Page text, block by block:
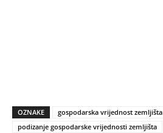
OZNAKE
gospodarska vrijednost zemljišta
podizanje gospodarske vrijednosti zemljišta